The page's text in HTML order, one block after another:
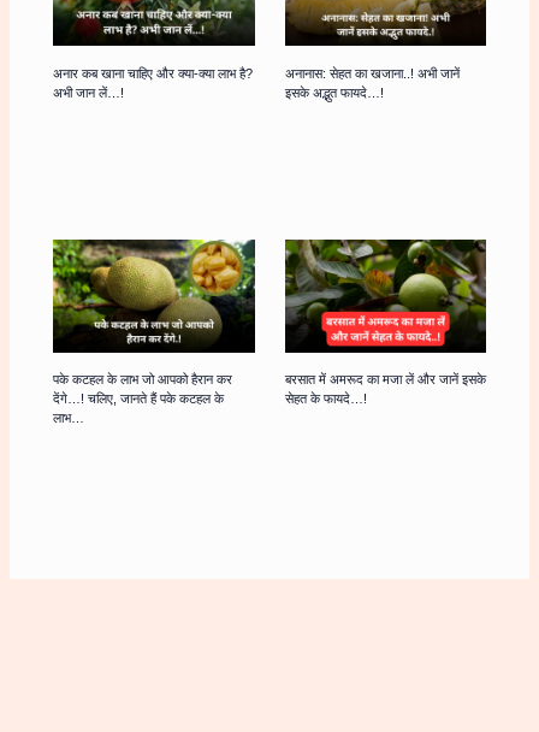
अनार कब खाना चाहिए और क्या-क्या लाभ है?
अभी जान लें…!
अनानास: सेहत का खजाना..! अभी जानें
इसके अद्भुत फायदे…!
पके कटहल के लाभ जो आपको हैरान कर
देंगे…! चलिए, जानते हैं पके कटहल के
लाभ…
बरसात में अमरूद का मजा लें और जानें इसके
सेहत के फायदे…!